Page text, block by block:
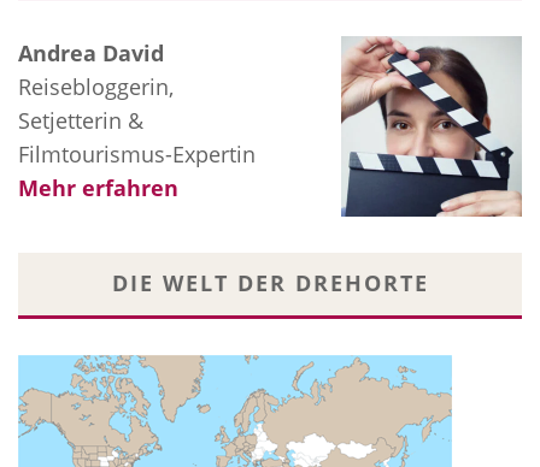
Andrea David
Reisebloggerin,
Setjetterin &
Filmtourismus-Expertin
Mehr erfahren
DIE WELT DER DREHORTE